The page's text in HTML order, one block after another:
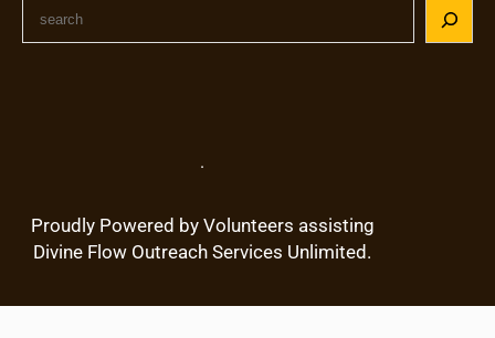
.
Proudly Powered by Volunteers assisting
Divine Flow Outreach Services Unlimited.